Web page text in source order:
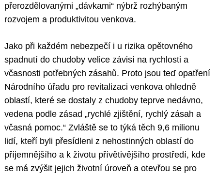
přerozdělovanými „dávkami“ nýbrž rozhýbaným
rozvojem a produktivitou venkova.
Jako při každém nebezpečí i u rizika opětovného
spadnutí do chudoby velice závisí na rychlosti a
včasnosti potřebných zásahů. Proto jsou teď opatření
Národního úřadu pro revitalizaci venkova ohledně
oblastí, které se dostaly z chudoby teprve nedávno,
vedena podle zásad „rychlé zjištění, rychlý zásah a
včasná pomoc.“ Zvláště se to týká těch 9,6 milionu
lidí, kteří byli přesídleni z nehostinných oblastí do
příjemnějšího a k životu přívětivějšího prostředí, kde
se má zvýšit jejich životní úroveň a otevřou se pro